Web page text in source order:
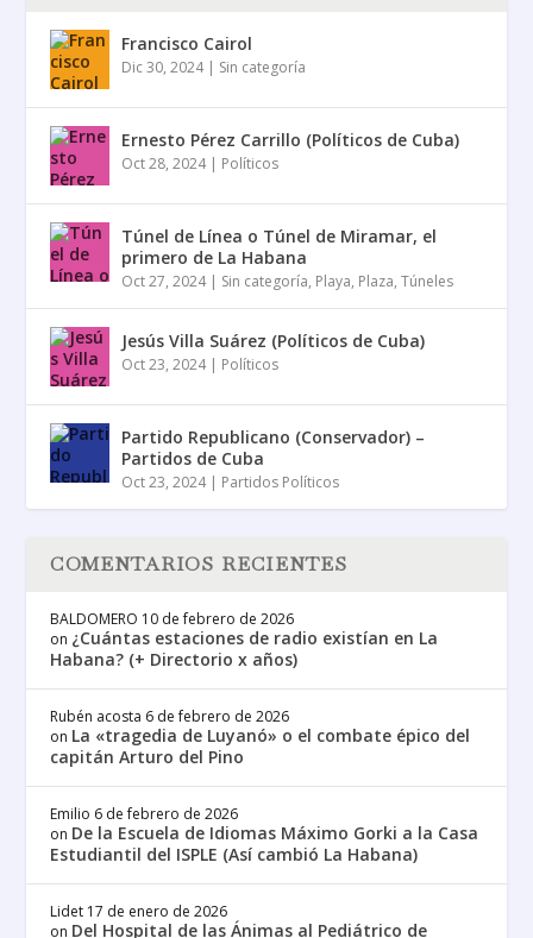
Francisco Cairol
Dic 30, 2024| Sin categoría
Ernesto Pérez Carrillo (Políticos de Cuba)
Oct 28, 2024| Políticos
Túnel de Línea o Túnel de Miramar, el
primero de La Habana
Oct 27, 2024| Sin categoría, Playa, Plaza,Túneles
Jesús Villa Suárez (Políticos de Cuba)
Oct 23, 2024| Políticos
Partido Republicano (Conservador) –
Partidos de Cuba
Oct 23, 2024| Partidos Políticos
COMENTARIOS RECIENTES
BALDOMERO 10 de febrero de 2026
on ¿Cuántas estaciones de radio existían en La
Habana? (+ Directorio x años)
Rubén acosta 6 de febrero de 2026
on La «tragedia de Luyanó» o el combate épico del
capitán Arturo del Pino
Emilio 6 de febrero de 2026
on De la Escuela de Idiomas Máximo Gorki a la Casa
Estudiantil del ISPLE (Así cambió La Habana)
Lidet 17 de enero de 2026
on Del Hospital de las Ánimas al Pediátrico de